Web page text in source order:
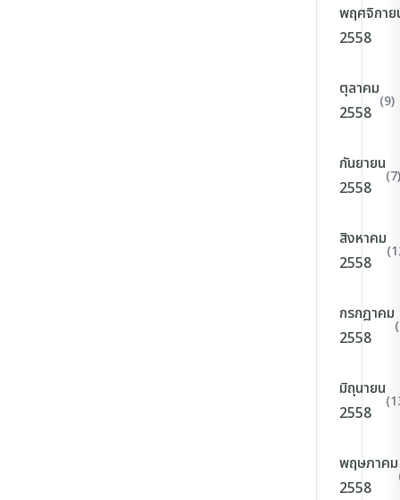
พฤศจิกาย
2558
ตุลาคม
2558
(9)
กันยายน
2558
(7)
สิงหาคม
2558
กรกฎาคม
2558
มิถุนายน
2558
พฤษภาคม
2558